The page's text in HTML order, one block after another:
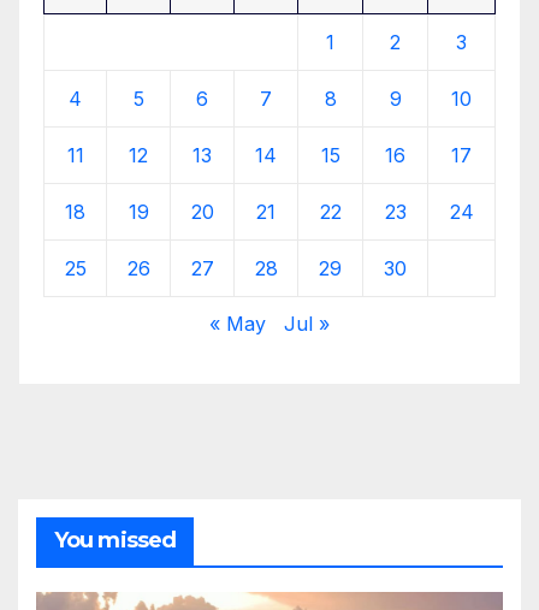
1 2 3
4 5 6 7 8 9 10
11 12 13 14 15 16 17
18 19 20 21 22 23 24
25 26 27 28 29 30
« May Jul »
You missed